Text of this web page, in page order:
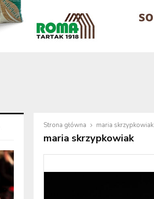
Strona główna maria skrzypkowiak
maria skrzypkowiak